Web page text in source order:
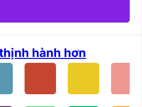
hành hơn